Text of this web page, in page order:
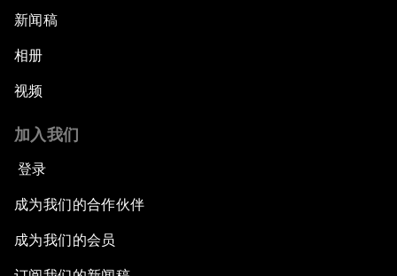
新闻稿
相册
视频
加入我们
登录
成为我们的合作伙伴
成为我们的会员